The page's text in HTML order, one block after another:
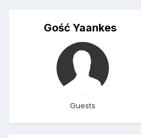
Gość Yaankes
Guests